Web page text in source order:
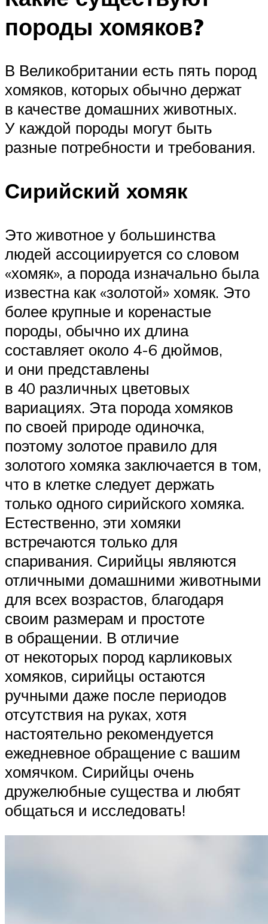
породы хомяков?
В Великобритании есть пять пород
хомяков, которых обычно держат
в качестве домашних животных.
У каждой породы могут быть
разные потребности и требования.
Сирийский хомяк
Это животное у большинства
людей ассоциируется со словом
«хомяк», а порода изначально была
известна как «золотой» хомяк. Это
более крупные и коренастые
породы, обычно их длина
составляет около 4-6 дюймов,
и они представлены
в 40 различных цветовых
вариациях. Эта порода хомяков
по своей природе одиночка,
поэтому золотое правило для
золотого хомяка заключается в том,
что в клетке следует держать
только одного сирийского хомяка.
Естественно, эти хомяки
встречаются только для
спаривания. Сирийцы являются
отличными домашними животными
для всех возрастов, благодаря
своим размерам и простоте
в обращении. В отличие
от некоторых пород карликовых
хомяков, сирийцы остаются
ручными даже после периодов
отсутствия на руках, хотя
настоятельно рекомендуется
ежедневное обращение с вашим
хомячком. Сирийцы очень
дружелюбные существа и любят
общаться и исследовать!